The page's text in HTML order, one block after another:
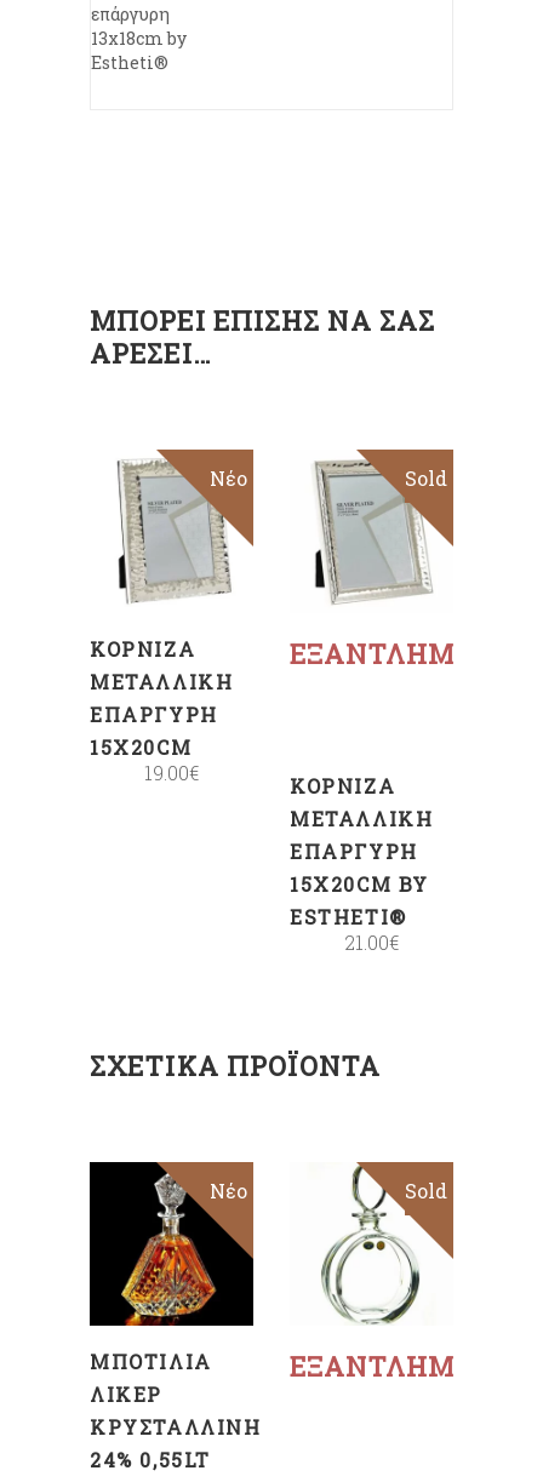
επάργυρη
13x18cm by
Estheti®
ΜΠΟΡΕΊ ΕΠΊΣΗΣ ΝΑ ΣΑΣ
ΑΡΈΣΕΙ…
Νέο
ΠΡΟΣΘΉΚΗ
ΣΤΟ
ΚΑΛΆΘΙ
ΚΟΡΝΊΖΑ
ΜΕΤΑΛΛΙΚΉ
ΕΠΆΡΓΥΡΗ
15X20CM
19.00€
ΕΞΑΝΤΛΗΜΈΝΟ
Sold
Διαβάστε
ΚΟΡΝΊΖΑ
ΜΕΤΑΛΛΙΚΉ
ΕΠΆΡΓΥΡΗ
15X20CM BY
ESTHETI®
21.00€
ΣΧΕΤΙΚΆ ΠΡΟΪΌΝΤΑ
Νέο
ΠΡΟΣΘΉΚΗ
ΣΤΟ
ΚΑΛΆΘΙ
ΜΠΟΤΊΛΙΑ
ΛΙΚΈΡ
ΚΡΥΣΤΆΛΛΙΝΗ
24% 0,55LT
ΕΞΑΝΤΛΗΜΈΝΟ
Sold
Διαβάστε
περισσότερα